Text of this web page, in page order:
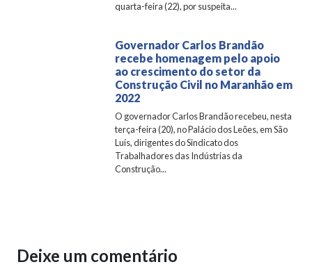
quarta-feira (22), por suspeita...
Governador Carlos Brandão
recebe homenagem pelo apoio
ao crescimento do setor da
Construção Civil no Maranhão em
2022
O governador Carlos Brandão recebeu, nesta
terça-feira (20), no Palácio dos Leões, em São
Luís, dirigentes do Sindicato dos
Trabalhadores das Indústrias da
Construção...
Deixe um comentário